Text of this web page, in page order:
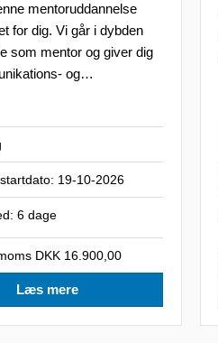
mentoruddannelse
for dig. Vi går i dybden
som mentor og giver dig
og
Læs mere
19-10-2026
6 dage
DKK 16.900,00